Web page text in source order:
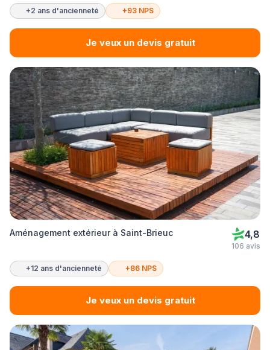
+2 ans d'ancienneté +93 NPS
Je veux un devis gratuit
Aménagement extérieur à Saint-Brieuc 4,8
106 avis
+12 ans d'ancienneté +86 NPS
Je veux un devis gratuit